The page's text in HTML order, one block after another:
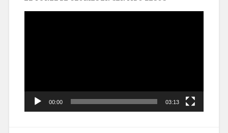
00:00 03:13